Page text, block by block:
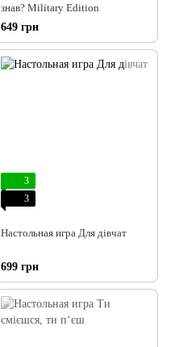
знав? Military Edition
649 грн
3
3
Настольная игра Для дівчат
699 грн